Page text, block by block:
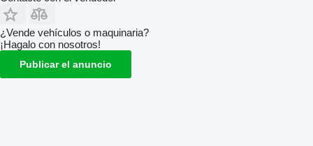
¿Vende vehículos o maquinaria?
¡Hagalo con nosotros!
Publicar el anuncio